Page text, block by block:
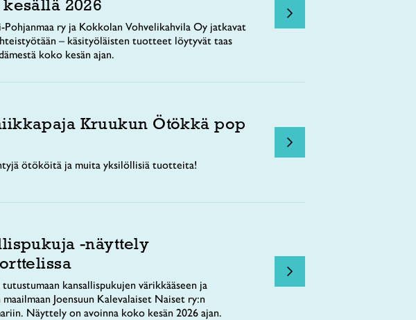
2026
Pohjanmaa ry ja Kokkolan Vohvelikahvila Oy jatkavat
– käsityöläisten tuotteet löytyvät taas
koko kesän ajan.
Kruukun Ötökkä pop
ötököitä ja muita yksilöllisiä tuotteita!
-näyttely
kansallispukujen värikkääseen ja
Joensuun Kalevalaiset Naiset ry:n
Näyttely on avoinna koko kesän 2026 ajan.